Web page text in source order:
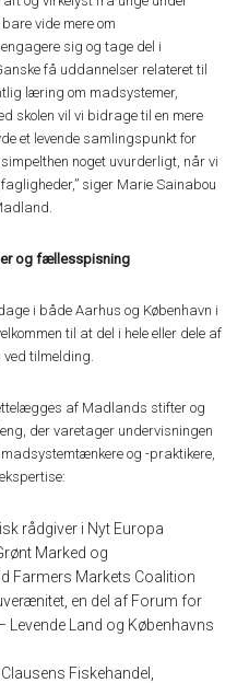
vide mere om
sig og tage del i
få uddannelser relateret til
læring om madsystemer,
skolen vil vi bidrage til en mere
et levende samlingspunkt for
noget uvurderligt, når vi
siger Marie Sainabou
og fællesspisning
i både Aarhus og København i
til at del i hele eller dele af
tilmelding.
af Madlands stifter og
der varetager undervisningen
og -praktikere,
rådgiver i Nyt Europa
Marked og
Farmers Markets Coalition
en del af Forum for
Levende Land og Københavns
Fiskehandel,